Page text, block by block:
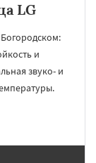
LG
и
звуко- и